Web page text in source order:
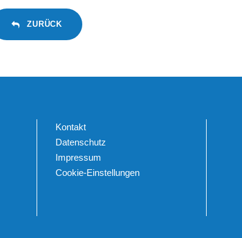
ZURÜCK
Kontakt
Datenschutz
Impressum
Cookie-Einstellungen